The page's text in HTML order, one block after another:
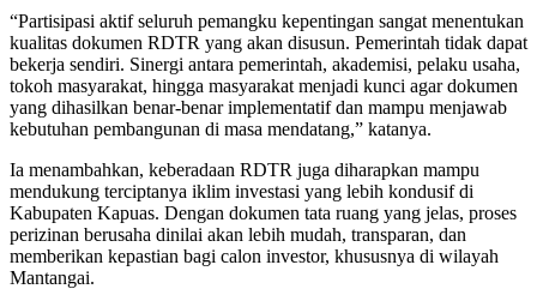
“Partisipasi aktif seluruh pemangku kepentingan sangat menentukan
kualitas dokumen RDTR yang akan disusun. Pemerintah tidak dapat
bekerja sendiri. Sinergi antara pemerintah, akademisi, pelaku usaha,
tokoh masyarakat, hingga masyarakat menjadi kunci agar dokumen
yang dihasilkan benar-benar implementatif dan mampu menjawab
kebutuhan pembangunan di masa mendatang,” katanya.
Ia menambahkan, keberadaan RDTR juga diharapkan mampu
mendukung terciptanya iklim investasi yang lebih kondusif di
Kabupaten Kapuas. Dengan dokumen tata ruang yang jelas, proses
perizinan berusaha dinilai akan lebih mudah, transparan, dan
memberikan kepastian bagi calon investor, khususnya di wilayah
Mantangai.